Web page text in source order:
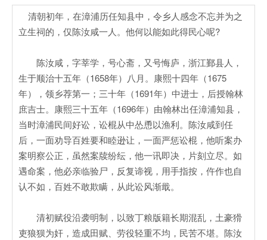
清朝初年，在漳浦历任知县中，令乡人感念不忘并为之
立生祠的，仅陈汝咸一人。他何以能如此得民心呢?
陈汝咸，字莘学，号心斋，又号悔庐，浙江鄞县人，
生于顺治十五年（1658年）八月。康熙十四年（1675
年），领乡荐第一；三十年（1691年）中进士，后授翰林
庶吉士。康熙三十五年（1696年）由翰林出任漳浦知县，
当时漳浦民间好讼，讼棍从中怂恿以渔利。陈汝咸到任
后，一面劝导百姓要和睦逊让，一面严惩讼棍，他听案办
案明察公正，虽然案牍纷纭，他一讯即决，片刻立尽。如
遇命案，他必亲临验尸，反复谛视，用手指按，仵作也自
认不如，百姓不敢欺瞒，从此讼风渐戢。
清初赋役沿袭明制，以致丁粮版籍长期混乱，土豪猾
吏狼狈为奸，造成田赋、劳役轻重不均，民苦不堪。陈汝